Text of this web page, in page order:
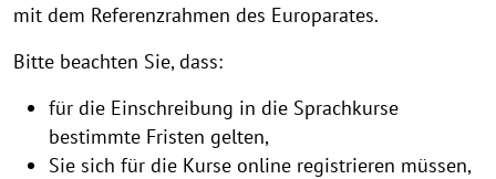
mit dem Referenzrahmen des Europarates.
Bitte beachten Sie, dass:
für die Einschreibung in die Sprachkurse
bestimmte Fristen gelten,
Sie sich für die Kurse online registrieren müssen,